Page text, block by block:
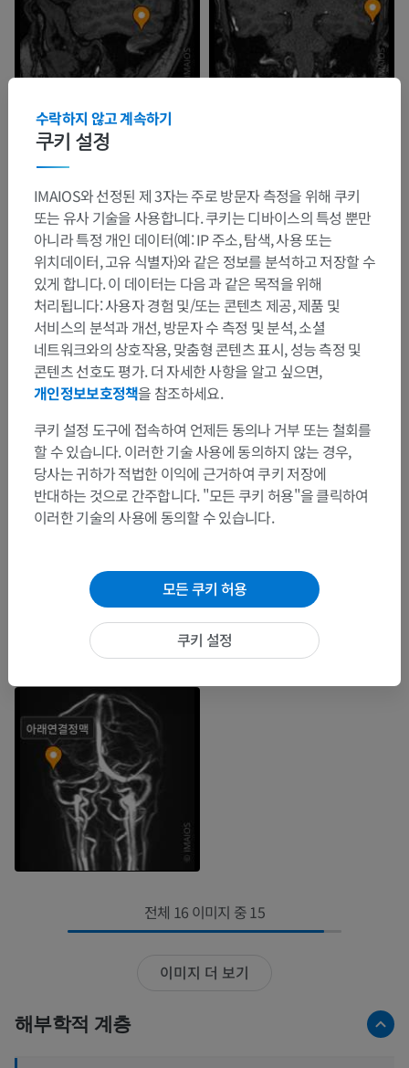
전체 16 이미지 중 15
이미지 더 보기
해부학적 계층
쿠키 설정
수락하지 않고 계속하기
IMAIOS와 선정된 제 3자는 주로 방문자 측정을 위해 쿠키
또는 유사 기술을 사용합니다. 쿠키는 디바이스의 특성 뿐만
아니라 특정 개인 데이터(예: IP 주소, 탐색, 사용 또는
위치데이터, 고유 식별자)와 같은 정보를 분석하고 저장할 수
있게 합니다. 이 데이터는 다음 과 같은 목적을 위해
처리됩니다: 사용자 경험 및/또는 콘텐츠 제공, 제품 및
서비스의 분석과 개선, 방문자 수 측정 및 분석, 소셜
네트워크와의 상호작용, 맞춤형 콘텐츠 표시, 성능 측정 및
콘텐츠 선호도 평가. 더 자세한 사항을 알고 싶으면,
개인정보보호정책을 참조하세요.
쿠키 설정 도구에 접속하여 언제든 동의나 거부 또는 철회를
할 수 있습니다. 이러한 기술 사용에 동의하지 않는 경우,
당사는 귀하가 적법한 이익에 근거하여 쿠키 저장에
반대하는 것으로 간주합니다. "모든 쿠키 허용"을 클릭하여
이러한 기술의 사용에 동의할 수 있습니다.
모든 쿠키 허용
쿠키 설정